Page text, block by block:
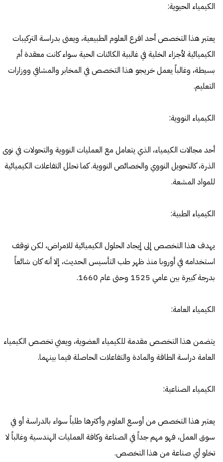
الكيمياء الحيوية:
يعتبر هذا التخصص أحد افرع العلوم الطبيعية، ويعنى بدراسة التركيبات
الكيميائية لأجزاء الخلية في غالبية الكائنات الحية سواء كانت معقدة أم
بسيطة، وغالباً يعمل خريجو هذا التخصص في المخابر والمشافي ووزارات
التعليم.
الكيمياء النووية:
أحد مجالات الكيمياء، الذي يتعامل مع العمليات النووية والتحولات في نوى
الذرة، كالتحويل النووي والخصائص النووية. كما تحلل التفاعلات الكيميائية
للمواد المشعة.
الكيمياء الطبية:
يهدف هذا التخصص إلى إيجاد الحلول الكيميائية للامراض، لكن توقف
استخدامه في أوروبا منذ ظهر طب التأسيس الحديث، إلا أنه كان شائعاً
بدرجة كبيرة بين عامي 1525 وحتى عام 1660.
الكيمياء العامة:
يتضمن هذا التخصص مقدمة للكيمياء العضوية، ويعني تخصص الكيمياء
العامة دراسة الطاقة والمادة والتفاعلات الحاصلة فيما بينهما.
الكيمياء الصناعية:
يعتبر هذا التخصص من أوسع العلوم وأكثرها طلباً سواء بالدراسة أو في
سوق العمل، فهو مهم جداً في الصناعة وكافة العمليات الهندسية وغالباً لا
تخلو أي صناعة من هذا التخصص.